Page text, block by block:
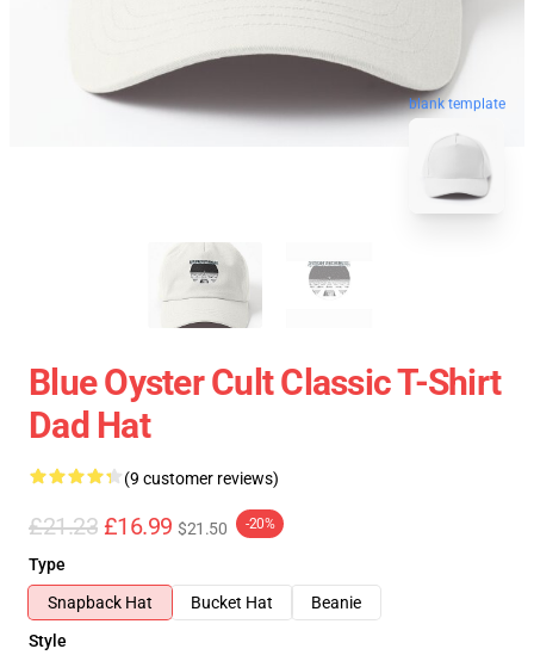
blank template
Blue Oyster Cult Classic T-Shirt
Dad Hat
(9 customer reviews)
£21.23 £16.99 $21.50 -20%
Type
Snapback Hat
Bucket Hat
Beanie
Style